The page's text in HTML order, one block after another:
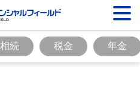
相続 税金 年金